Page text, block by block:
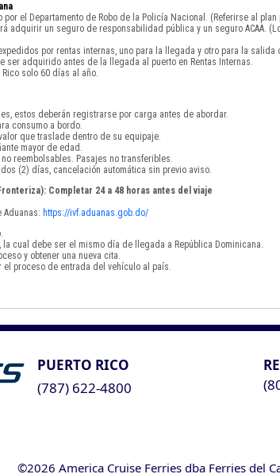
el Departamento de Robo de la Policía Nacional. (Referirse al
adquirir un seguro de responsabilidad pública y un seguro
por rentas internas, uno para la llegada y otro para la
ser adquirido antes de la llegada al puerto en Rentas Internas.
solo 60 días al año.
estos deberán registrarse por carga antes de abordar.
consumo a bordo.
que traslade dentro de su equipaje.
mayor de edad.
reembolsables. Pasajes no transferibles.
(2) días, cancelación automática sin previo aviso.
Completar 24 a 48 horas antes del viaje
https://ivf.aduanas.gob.do/
cual debe ser el mismo día de llegada a República Dominicana.
y obtener una nueva cita.
proceso de entrada del vehículo al país.
PUERTO RICO
(787) 622-4800
©2026 America Cruise Ferries dba Ferries del